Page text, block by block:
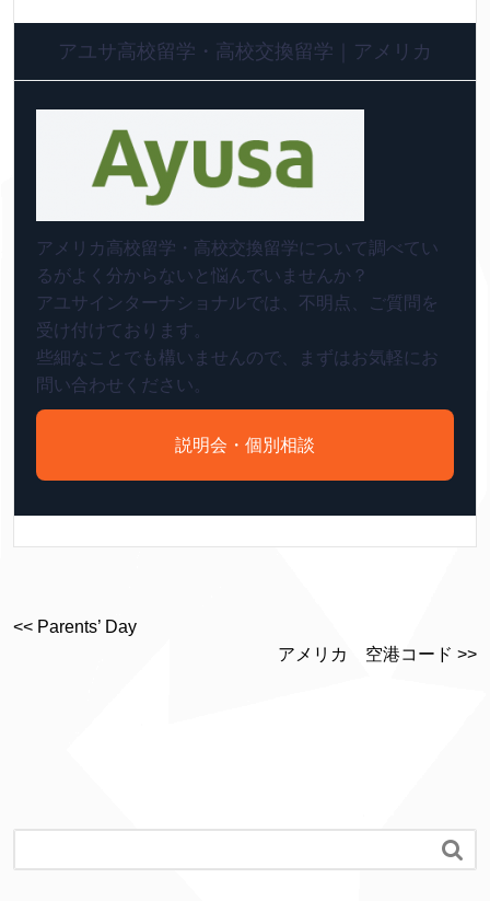
アユサ高校留学・高校交換留学｜アメリカ
アメリカ高校留学・高校交換留学について調べてい
るがよく分からないと悩んでいませんか？
アユサインターナショナルでは、不明点、ご質問を
受け付けております。
些細なことでも構いませんので、まずはお気軽にお
問い合わせください。
説明会・個別相談
<< Parents’ Day
アメリカ 空港コード >>
